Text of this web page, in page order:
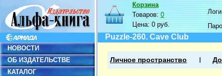
НОВОСТИ
ОБ ИЗДАТЕЛЬСТВЕ
КАТАЛОГ
Корзина
Товаров:0
Цена:0 руб.
Puzzle-260. Cave Club
Личное пространство